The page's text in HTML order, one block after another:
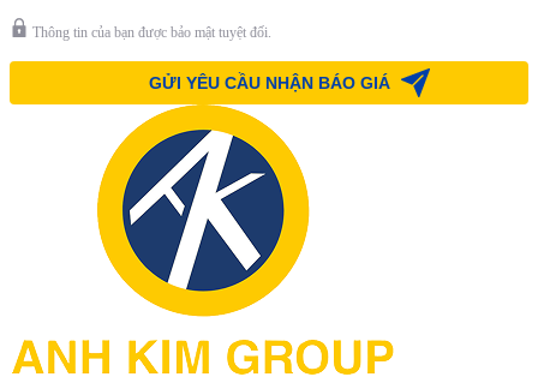
Thông tin của bạn được bảo mật tuyệt đối.